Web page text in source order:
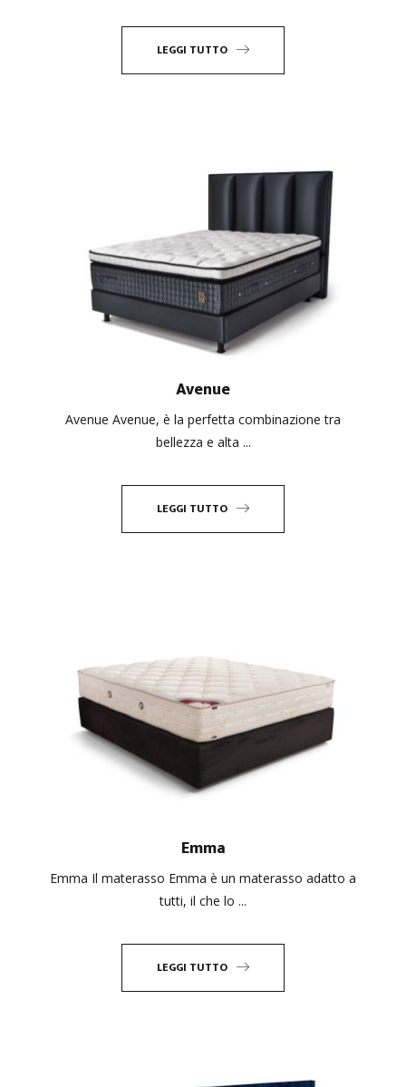
LEGGI TUTTO
Avenue
Avenue Avenue, è la perfetta combinazione tra
bellezza e alta ...
LEGGI TUTTO
Emma
Emma Il materasso Emma è un materasso adatto a
tutti, il che lo ...
LEGGI TUTTO